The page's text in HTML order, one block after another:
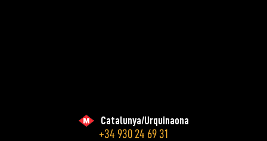
Catalunya/Urquinaona
+34 930 24 69 31